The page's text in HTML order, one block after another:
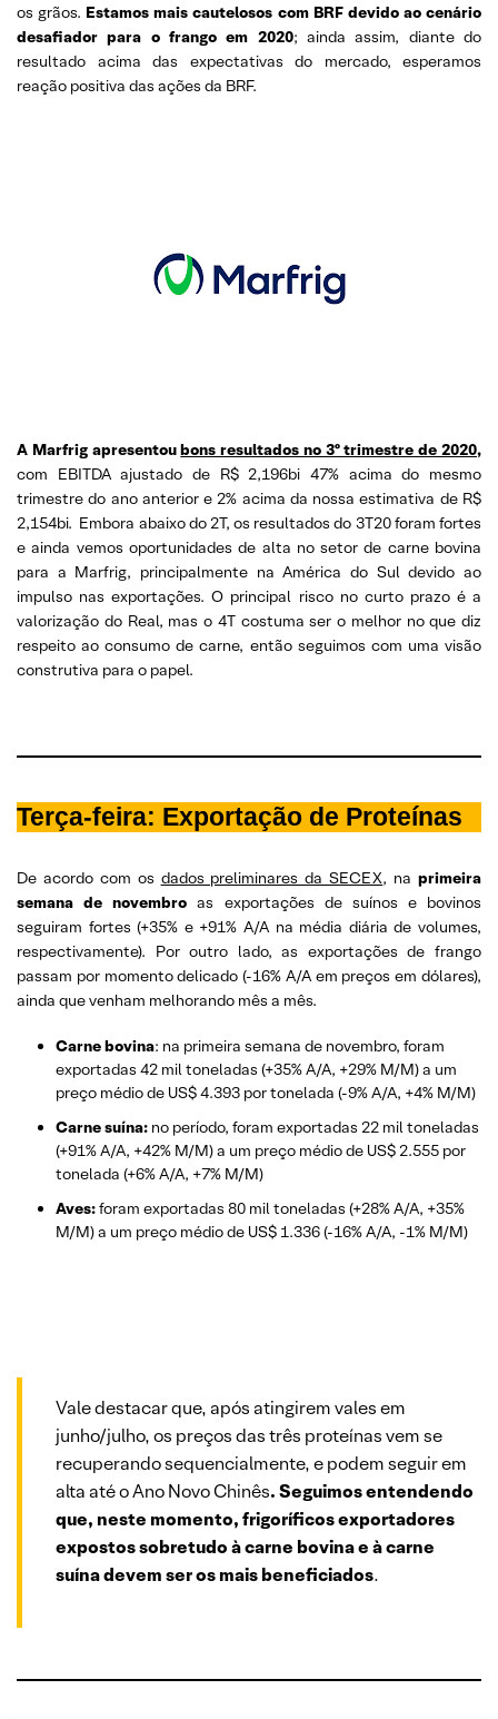
os grãos. Estamos mais cautelosos com BRF devido ao cenário
desafiador para o frango em 2020; ainda assim, diante do
resultado acima das expectativas do mercado, esperamos
reação positiva das ações da BRF.
A Marfrig apresentoubons resultados no 3º trimestre de 2020,
com EBITDA ajustado de R$ 2,196bi 47% acima do mesmo
trimestre do ano anterior e 2% acima da nossa estimativa de R$
2,154bi. Embora abaixo do 2T, os resultados do 3T20 foram fortes
e ainda vemos oportunidades de alta no setor de carne bovina
para a Marfrig, principalmente na América do Sul devido ao
impulso nas exportações. O principal risco no curto prazo é a
valorização do Real, mas o 4T costuma ser o melhor no que diz
respeito ao consumo de carne, então seguimos com uma visão
construtiva para o papel.
Terça-feira: Exportação de Proteínas
De acordo com os dados preliminares da SECEX, naprimeira
semana de novembro as exportações de suínos e bovinos
seguiram fortes (+35% e +91% A/A na média diária de volumes,
respectivamente). Por outro lado, as exportações de frango
passam por momento delicado (-16% A/A em preços em dólares),
ainda que venham melhorando mês a mês.
Carne bovina: na primeira semana de novembro, foram
exportadas 42 mil toneladas (+35% A/A, +29% M/M) a um
preço médio de US$ 4.393 por tonelada (-9% A/A, +4% M/M)
Carne suína: no período, foram exportadas 22 mil toneladas
(+91% A/A, +42% M/M) a um preço médio de US$ 2.555 por
tonelada (+6% A/A, +7% M/M)
Aves:foram exportadas 80 mil toneladas (+28% A/A, +35%
M/M) a um preço médio de US$ 1.336 (-16% A/A, -1% M/M)
Vale destacar que, após atingirem vales em
junho/julho, os preços das três proteínas vem se
recuperando sequencialmente, e podem seguir em
alta até o Ano Novo Chinês. Seguimos entendendo
que, neste momento, frigoríficos exportadores
expostos sobretudo à carne bovina e à carne
suína devem ser os mais beneficiados.